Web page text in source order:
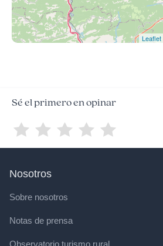
Leaflet
Sé el primero en opinar
Nosotros
Sobre nosotros
Notas de prensa
Observatorio turismo rural